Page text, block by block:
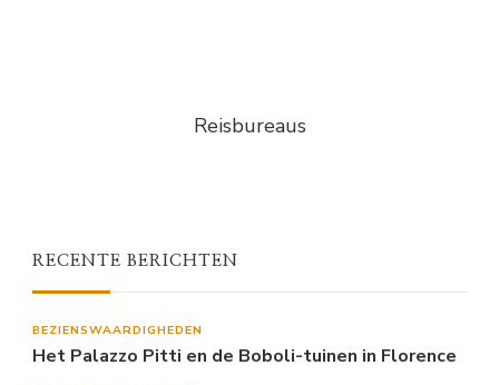
Reisbureaus
RECENTE BERICHTEN
BEZIENSWAARDIGHEDEN
Het Palazzo Pitti en de Boboli-tuinen in Florence